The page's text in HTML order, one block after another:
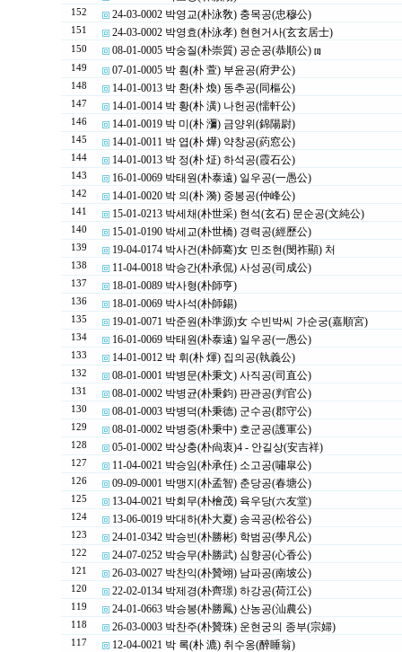
152 24-03-0002 박영교(朴泳敎) 충목공(忠穆公)
151 24-03-0002 박영효(朴泳孝) 현현거사(玄玄居士)
150 08-01-0005 박숭질(朴崇質) 공순공(恭順公) [1]
149 07-01-0005 박 훤(朴 萱) 부윤공(府尹公)
148 14-01-0013 박 환(朴 煥) 동추공(同樞公)
147 14-01-0014 박 황(朴 潢) 나헌공(懦軒公)
146 14-01-0019 박 미(朴 瀰) 금양위(錦陽尉)
145 14-01-0011 박 엽(朴 燁) 약창공(葯窓公)
144 14-01-0013 박 정(朴 炡) 하석공(霞石公)
143 16-01-0069 박태원(朴泰遠) 일우공(一愚公)
142 14-01-0020 박 의(朴 漪) 중봉공(仲峰公)
141 15-01-0213 박세채(朴世采) 현석(玄石) 문순공(文純公)
140 15-01-0190 박세교(朴世橋) 경력공(經歷公)
139 19-04-0174 박사건(朴師騫)女 민조현(閔祚顯) 처
138 11-04-0018 박승간(朴承侃) 사성공(司成公)
137 18-01-0089 박사형(朴師亨)
136 18-01-0069 박사석(朴師錫)
135 19-01-0071 박준원(朴準源)女 수빈박씨 가순궁(嘉順宮)
134 16-01-0069 박태원(朴泰遠) 일우공(一愚公)
133 14-01-0012 박 휘(朴 煇) 집의공(執義公)
132 08-01-0001 박병문(朴秉文) 사직공(司直公)
131 08-01-0002 박병균(朴秉鈞) 판관공(判官公)
130 08-01-0003 박병덕(朴秉德) 군수공(郡守公)
129 08-01-0002 박병중(朴秉中) 호군공(護軍公)
128 05-01-0002 박상충(朴尙衷)4 - 안길상(安吉祥)
127 11-04-0021 박승임(朴承任) 소고공(嘯皐公)
126 09-09-0001 박맹지(朴孟智) 춘당공(春塘公)
125 13-04-0021 박회무(朴檜茂) 육우당(六友堂)
124 13-06-0019 박대하(朴大夏) 송곡공(松谷公)
123 24-01-0342 박승빈(朴勝彬) 학범공(學凡公)
122 24-07-0252 박승무(朴勝武) 심향공(心香公)
121 26-03-0027 박찬익(朴贊翊) 남파공(南坡公)
120 22-02-0134 박제경(朴齊璟) 하강공(荷江公)
119 24-01-0663 박승봉(朴勝鳳) 산농공(汕農公)
118 26-03-0003 박찬주(朴贊珠) 운현궁의 종부(宗婦)
117 12-04-0021 박 록(朴 漉) 취수옹(醉睡翁)